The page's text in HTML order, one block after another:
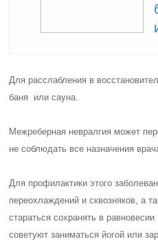
Для расслабления в
баня или сауна.
Межреберная невралгия может
не соблюдать все назначения
Для профилактики этого
переохлаждений и сквозняков, а
стараться сохранять в
советуют заниматься йогой или